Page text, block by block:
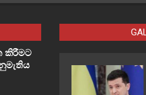
කිරීමට